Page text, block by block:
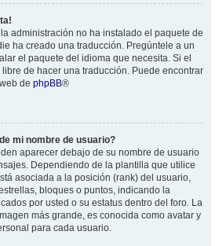
administración no ha instalado el paquete de
ha creado una traducción. Pregúntele a un
el paquete del idioma que necesita. Si el
de hacer una traducción. Puede encontrar
de phpBB®
mi nombre de usuario?
aparecer debajo de su nombre de usuario
Dependiendo de la plantilla que utilice
asociada a la posición (rank) del usuario,
bloques o puntos, indicando la
por usted o su estatus dentro del foro. La
más grande, es conocida como avatar y
para cada usuario.